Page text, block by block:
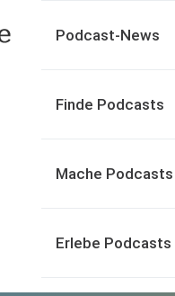
Podcast-News
Finde Podcasts
Mache Podcasts
Erlebe Podcasts